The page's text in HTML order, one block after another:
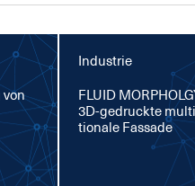
Industrie
FLU­ID
3D-ge­druck­te
tio­na­le Fas­sa­de